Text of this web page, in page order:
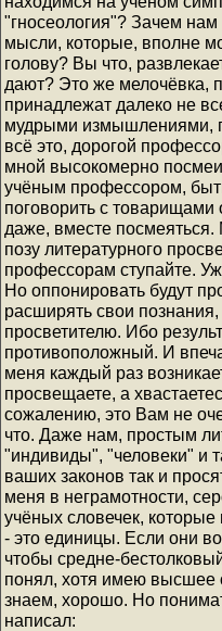
"гносеология"? Зачем
мысли, которые, вполне
голову? Вы что,
дают? Это же мелочёвка,
принадлежат далеко не
мудрыми измышлениями,
всё это, дорогой
мной высокомерно
учёным профессором,
поговорить с
даже, вместе
позу литературного
профессорам ступайте.
Но оппонировать будут
расширять свои
просветителю. Ибо
противоположный. И
меня каждый раз
просвещаете, а
сожалению, это Вам не
что. Даже нам, простым
"индивиды", "человеки" и
ваших законов так и
меня в неграмотности,
учёных словечек,
- это единицы. Если они
чтобы средне-
понял, хотя имею высшее
знаем, хорошо. Но
написал: